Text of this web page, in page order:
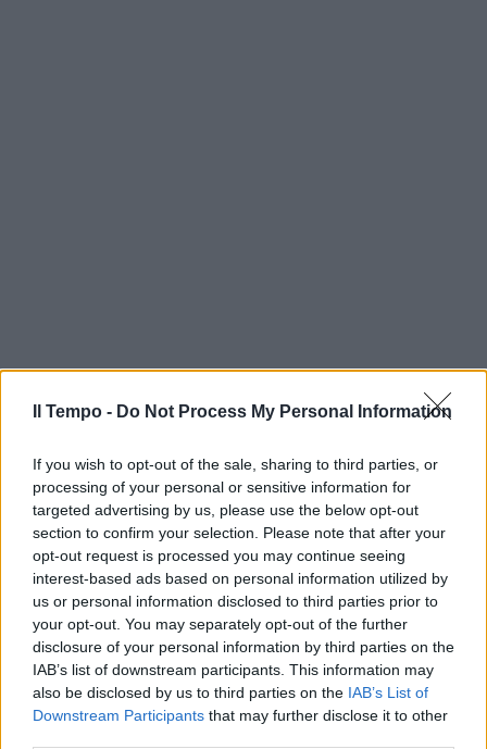
Il Tempo - Do Not Process My Personal Information
If you wish to opt-out of the sale, sharing to third parties, or
processing of your personal or sensitive information for
targeted advertising by us, please use the below opt-out
section to confirm your selection. Please note that after your
opt-out request is processed you may continue seeing
interest-based ads based on personal information utilized by
us or personal information disclosed to third parties prior to
your opt-out. You may separately opt-out of the further
disclosure of your personal information by third parties on the
IAB’s list of downstream participants. This information may
also be disclosed by us to third parties on the IAB’s List of
Downstream Participants that may further disclose it to other
In evidenza